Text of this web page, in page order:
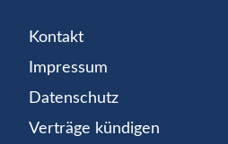
Kontakt
Impressum
Datenschutz
Verträge kündigen